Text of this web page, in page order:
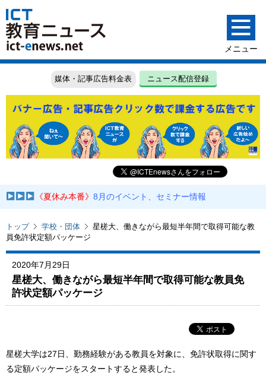
媒体・記事広告料金表 ニュース配信登録
《夏休み本番》8月のイベント、セミナー情報
トップ 学校・団体
星槎大、働きながら最短半年間で取得可能な教
員免許状定額パッケージ
2020年7月29日
星槎大、働きながら最短半年間で取得可能な教員免
許状定額パッケージ
星槎大学は27日、勤務経験がある教員を対象に、免許状取得に関す
る定額パッケージをスタートすると発表した。